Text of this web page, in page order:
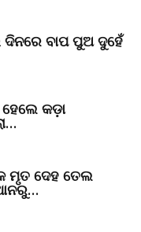
ଦିନରେ ବାପ ପୁଅ ଦୁହେଁ
କଡ଼ା
ମୃତ ଦେହ ତେଲ